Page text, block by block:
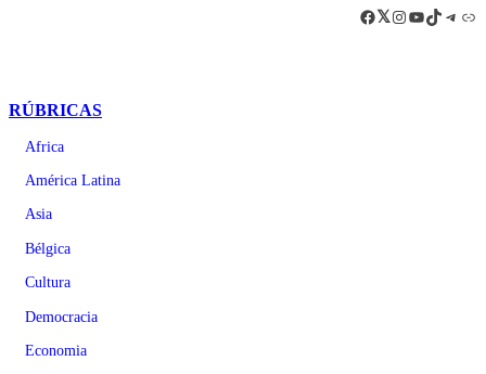
Facebook
LinkedIn
Instagram
YouTube
TikTok
RÚBRICAS
Africa
América Latina
Asia
Bélgica
Cultura
Democracia
Economia